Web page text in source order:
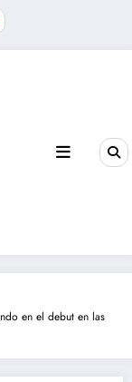
en el debut en las